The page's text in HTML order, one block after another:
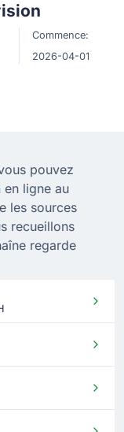
Commence:
2026-04-01
pouvez
ligne au
les sources
recueillons
regarde